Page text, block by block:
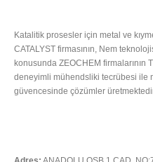
Katalitik prosesler için metal ve
CATALYST firmasının, Nem
konusunda ZEOCHEM firmalarının
deneyimli mühendsliki tecrübesi ile
güvencesinde çözümler
Adres: ANADOLU OSB 1.CAD.